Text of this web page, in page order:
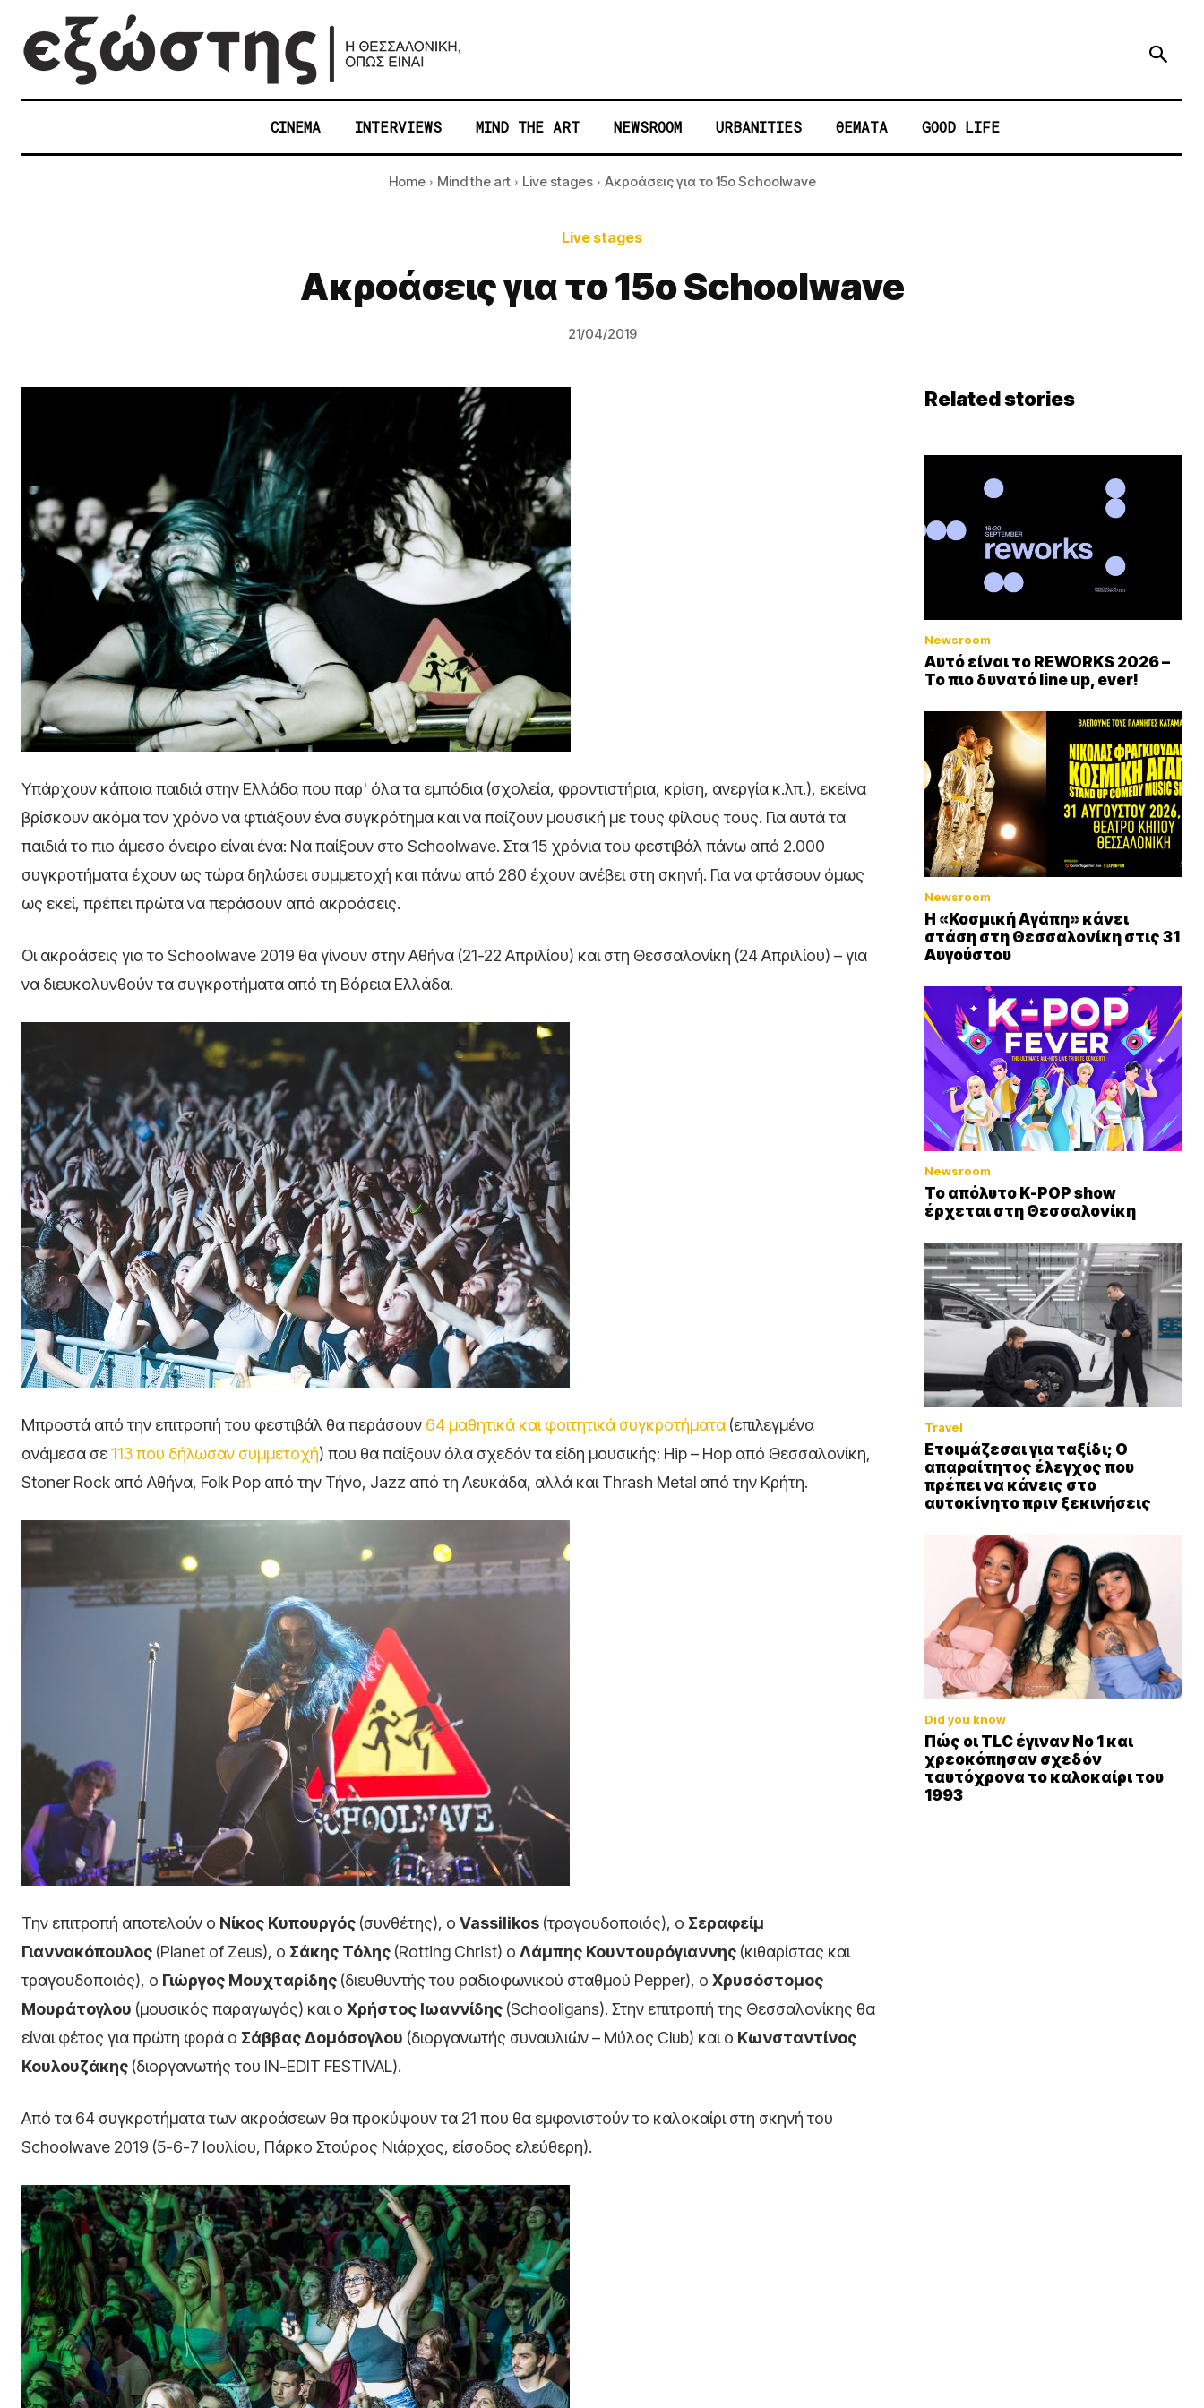
CINEMA INTERVIEWS MIND THE ART NEWSROOM URBANITIES ΘΕΜΑΤΑ GOOD LIFE
Home Mind the art Live stages Ακροάσεις για το 15ο Schoolwave
Live stages
Ακροάσεις για το 15ο Schoolwave
21/04/2019
Υπάρχουν κάποια παιδιά στην Ελλάδα που παρ' όλα τα εμπόδια (σχολεία, φροντιστήρια, κρίση, ανεργία κ.λπ.), εκείνα
βρίσκουν ακόμα τον χρόνο να φτιάξουν ένα συγκρότημα και να παίζουν μουσική με τους φίλους τους. Για αυτά τα
παιδιά το πιο άμεσο όνειρο είναι ένα: Να παίξουν στο Schoolwave. Στα 15 χρόνια του φεστιβάλ πάνω από 2.000
συγκροτήματα έχουν ως τώρα δηλώσει συμμετοχή και πάνω από 280 έχουν ανέβει στη σκηνή. Για να φτάσουν όμως
ως εκεί, πρέπει πρώτα να περάσουν από ακροάσεις.
Οι ακροάσεις για το Schoolwave 2019 θα γίνουν στην Αθήνα (21-22 Απριλίου) και στη Θεσσαλονίκη (24 Απριλίου) – για
να διευκολυνθούν τα συγκροτήματα από τη Βόρεια Ελλάδα.
Μπροστά από την επιτροπή του φεστιβάλ θα περάσουν 64 μαθητικά και φοιτητικά συγκροτήματα (επιλεγμένα
ανάμεσα σε113 που δήλωσαν συμμετοχή) που θα παίξουν όλα σχεδόν τα είδη μουσικής: Hip – Hop από Θεσσαλονίκη,
Stoner Rock από Αθήνα, Folk Pop από την Τήνο, Jazz από τη Λευκάδα, αλλά και Thrash Metal από την Κρήτη.
Την επιτροπή αποτελούν ο Νίκος Κυπουργός (συνθέτης), ο Vassilikos (τραγουδοποιός), ο Σεραφείμ
Γιαννακόπουλος (Planet of Zeus), ο Σάκης Τόλης (Rotting Christ) ο Λάμπης Κουντουρόγιαννης (κιθαρίστας και
τραγουδοποιός), ο Γιώργος Μουχταρίδης (διευθυντής του ραδιοφωνικού σταθμού Pepper), ο Χρυσόστομος
Μουράτογλου (μουσικός παραγωγός) και ο Χρήστος Ιωαννίδης (Schooligans). Στην επιτροπή της Θεσσαλονίκης θα
είναι φέτος για πρώτη φορά ο Σάββας Δομόσογλου (διοργανωτής συναυλιών – Μύλος Club) και ο Κωνσταντίνος
Κουλουζάκης (διοργανωτής του IN-EDIT FESTIVAL).
Από τα 64 συγκροτήματα των ακροάσεων θα προκύψουν τα 21 που θα εμφανιστούν το καλοκαίρι στη σκηνή του
Schoolwave 2019 (5-6-7 Ιουλίου, Πάρκο Σταύρος Νιάρχος, είσοδος ελεύθερη).
Related stories
Newsroom
Αυτό είναι το REWORKS 2026 –
Το πιο δυνατό line up, ever!
Newsroom
Η «Κοσμική Αγάπη» κάνει
στάση στη Θεσσαλονίκη στις 31
Αυγούστου
Newsroom
Το απόλυτο K-POP show
έρχεται στη Θεσσαλονίκη
Travel
Ετοιμάζεσαι για ταξίδι; Ο
απαραίτητος έλεγχος που
πρέπει να κάνεις στο
αυτοκίνητο πριν ξεκινήσεις
Did you know
Πώς οι TLC έγιναν Νο 1 και
χρεοκόπησαν σχεδόν
ταυτόχρονα το καλοκαίρι του
1993